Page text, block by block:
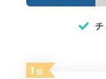
チ
1 位